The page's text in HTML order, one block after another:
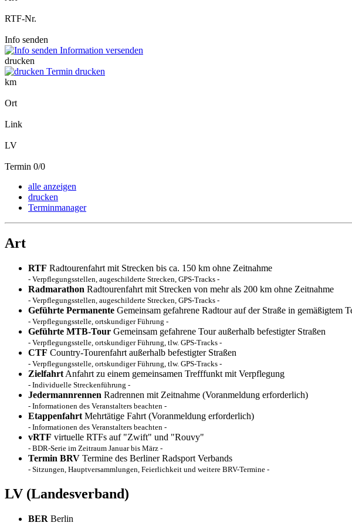
RTF-Nr.
Info senden
Information versenden
drucken
Termin drucken
km
Ort
Link
LV
Termin 0/0
alle anzeigen
drucken
Terminmanager
Art
RTF Radtourenfahrt mit Strecken bis ca. 150 km ohne Zeitnahme
- Verpflegungsstellen, augeschilderte Strecken, GPS-Tracks -
Radmarathon Radtourenfahrt mit Strecken von mehr als 200 km ohne Zeitnahme
- Verpflegungsstellen, augeschilderte Strecken, GPS-Tracks -
Geführte Permanente Gemeinsam gefahrene Radtour auf der Straße in gemäßigtem
- Verpflegungsstelle, ortskundiger Führung -
Geführte MTB-Tour Gemeinsam gefahrene Tour außerhalb befestigter Straßen
- Verpflegungsstelle, ortskundiger Führung, tlw. GPS-Tracks -
CTF Country-Tourenfahrt außerhalb befestigter Straßen
- Verpflegungsstelle, ortskundiger Führung, tlw. GPS-Tracks -
Zielfahrt Anfahrt zu einem gemeinsamen Trefffunkt mit Verpflegung
- Individuelle Streckenführung -
Jedermannrennen Radrennen mit Zeitnahme (Voranmeldung erforderlich)
- Informationen des Veranstalters beachten -
Etappenfahrt Mehrtätige Fahrt (Voranmeldung erforderlich)
- Informationen des Veranstalters beachten -
vRTF virtuelle RTFs auf "Zwift" und "Rouvy"
- BDR-Serie im Zeitraum Januar bis März -
Termin BRV Termine des Berliner Radsport Verbands
- Sitzungen, Hauptversammlungen, Feierlichkeit und weitere BRV-Termine -
LV (Landesverband)
BER Berlin